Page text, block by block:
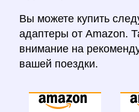
Вы можете купить
адаптеры от Amazon.
внимание на
вашей поездки.